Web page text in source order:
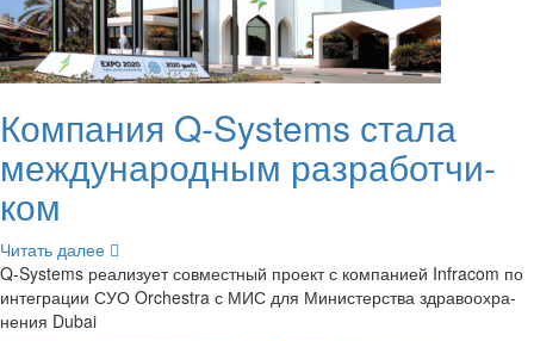
Ком­па­ния Q-​Systems стала
меж­ду­на­род­ным раз­ра­бот­чи­
ком
Чи­тать далее
Q-​Systems ре­а­ли­зу­ет сов­мест­ный про­ект с ком­па­ни­ей Infracom по
ин­те­гра­ции СУО Orchestra с МИС для Ми­ни­стер­ства здра­во­охра­
не­ния Dubai